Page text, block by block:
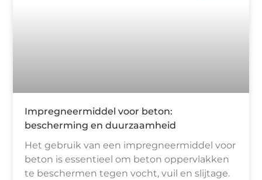
Impregneermiddel voor beton:
bescherming en duurzaamheid
Het gebruik van een impregneermiddel voor
beton is essentieel om beton oppervlakken
te beschermen tegen vocht, vuil en slijtage.